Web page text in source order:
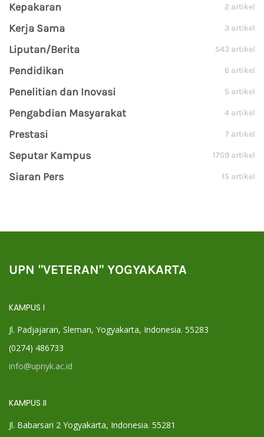
Kepakaran 2 artikel
Kerja Sama 3 artikel
Liputan/Berita 543 artikel
Pendidikan 6 artikel
Penelitian dan Inovasi 5 artikel
Pengabdian Masyarakat 4 artikel
Prestasi 7 artikel
Seputar Kampus 1759 artikel
Siaran Pers 15 artikel
UPN "VETERAN" YOGYAKARTA
KAMPUS I
Jl. Padjajaran, Sleman, Yogyakarta, Indonesia. 55283
(0274) 486733
info@upnyk.ac.id
KAMPUS II
Jl. Babarsari 2 Yogyakarta, Indonesia. 55281